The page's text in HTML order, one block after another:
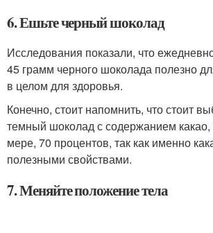
6. Ешьте черный шоколад
Исследования показали, что
45 грамм черного шоколада полезно
в целом для здоровья.
Конечно, стоит напомнить, что стоит
темный шоколад с содержанием
мере, 70 процентов, так как именно
полезными свойствами.
7. Меняйте положение тела